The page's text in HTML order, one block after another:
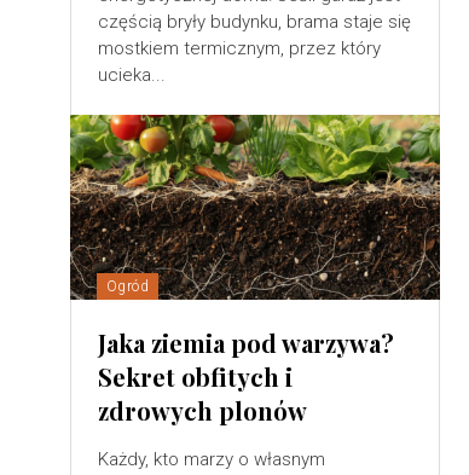
częścią bryły budynku, brama staje się
mostkiem termicznym, przez który
ucieka...
Ogród
Jaka ziemia pod warzywa?
Sekret obfitych i
zdrowych plonów
Każdy, kto marzy o własnym